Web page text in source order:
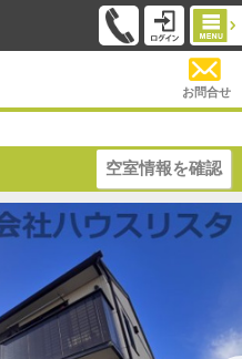
お問合せ
空室情報を確認